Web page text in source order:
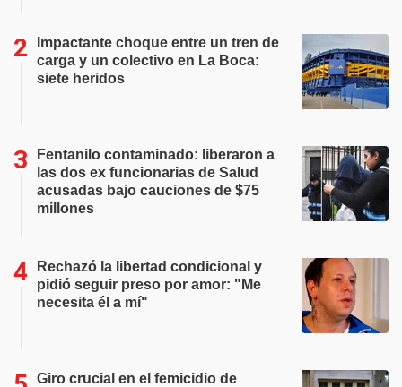
Impactante choque entre un tren de
carga y un colectivo en La Boca:
siete heridos
Fentanilo contaminado: liberaron a
las dos ex funcionarias de Salud
acusadas bajo cauciones de $75
millones
Rechazó la libertad condicional y
pidió seguir preso por amor: "Me
necesita él a mí"
Giro crucial en el femicidio de